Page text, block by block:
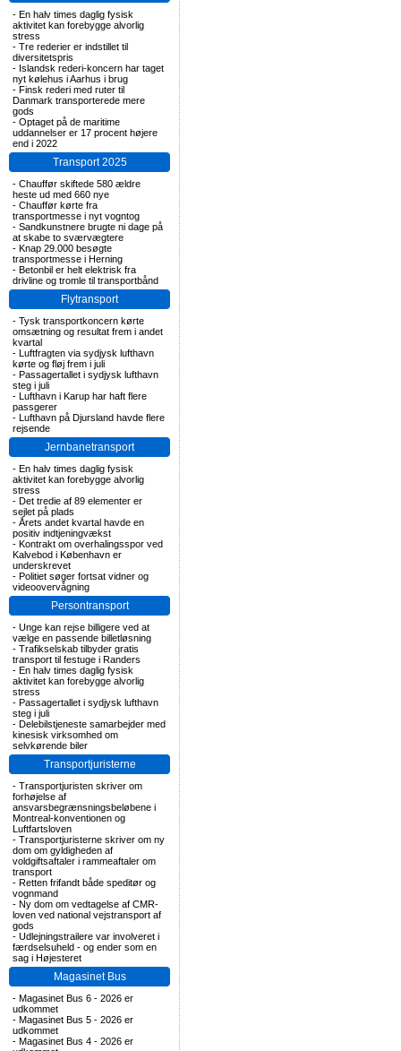
- En halv times daglig fysisk
aktivitet kan forebygge alvorlig
stress
- Tre rederier er indstillet til
diversitetspris
- Islandsk rederi-koncern har taget
nyt kølehus i Aarhus i brug
- Finsk rederi med ruter til
Danmark transporterede mere
gods
- Optaget på de maritime
uddannelser er 17 procent højere
end i 2022
Transport 2025
- Chauffør skiftede 580 ældre
heste ud med 660 nye
- Chauffør kørte fra
transportmesse i nyt vogntog
- Sandkunstnere brugte ni dage på
at skabe to sværvægtere
- Knap 29.000 besøgte
transportmesse i Herning
- Betonbil er helt elektrisk fra
drivline og tromle til transportbånd
Flytransport
- Tysk transportkoncern kørte
omsætning og resultat frem i andet
kvartal
- Luftfragten via sydjysk lufthavn
kørte og fløj frem i juli
- Passagertallet i sydjysk lufthavn
steg i juli
- Lufthavn i Karup har haft flere
passgerer
- Lufthavn på Djursland havde flere
rejsende
Jernbanetransport
- En halv times daglig fysisk
aktivitet kan forebygge alvorlig
stress
- Det tredie af 89 elementer er
sejlet på plads
- Årets andet kvartal havde en
positiv indtjeningvækst
- Kontrakt om overhalingsspor ved
Kalvebod i København er
underskrevet
- Politiet søger fortsat vidner og
videoovervågning
Persontransport
- Unge kan rejse billigere ved at
vælge en passende billetløsning
- Trafikselskab tilbyder gratis
transport til festuge i Randers
- En halv times daglig fysisk
aktivitet kan forebygge alvorlig
stress
- Passagertallet i sydjysk lufthavn
steg i juli
- Delebilstjeneste samarbejder med
kinesisk virksomhed om
selvkørende biler
Transportjuristerne
- Transportjuristen skriver om
forhøjelse af
ansvarsbegrænsningsbeløbene i
Montreal-konventionen og
Luftfartsloven
- Transportjuristerne skriver om ny
dom om gyldigheden af
voldgiftsaftaler i rammeaftaler om
transport
- Retten frifandt både speditør og
vognmand
- Ny dom om vedtagelse af CMR-
loven ved national vejstransport af
gods
- Udlejningstrailere var involveret i
færdselsuheld - og ender som en
sag i Højesteret
Magasinet Bus
- Magasinet Bus 6 - 2026 er
udkommet
- Magasinet Bus 5 - 2026 er
udkommet
- Magasinet Bus 4 - 2026 er